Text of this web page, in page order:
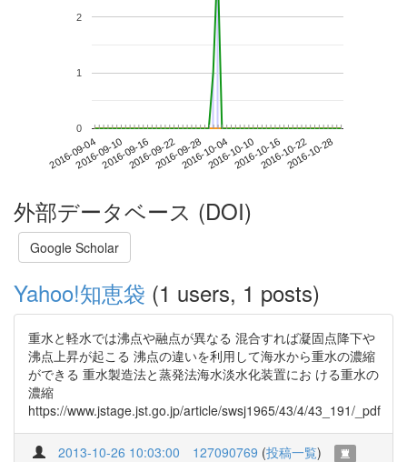
2016-09-042016-09-102016-09-162016-09-222016-09-282016-10-042016-10-102016-10-162016-10-222016-10-28
0
1
2
外部データベース (DOI)
Google Scholar
Yahoo!知恵袋 (1 users, 1 posts)
重水と軽水では沸点や融点が異なる 混合すれば凝固点降下や
沸点上昇が起こる 沸点の違いを利用して海水から重水の濃縮
ができる 重水製造法と蒸発法海水淡水化装置にお ける重水の
濃縮
https://www.jstage.jst.go.jp/article/swsj1965/43/4/43_191/_pdf
2013-10-26 10:03:00 127090769 (投稿一覧)